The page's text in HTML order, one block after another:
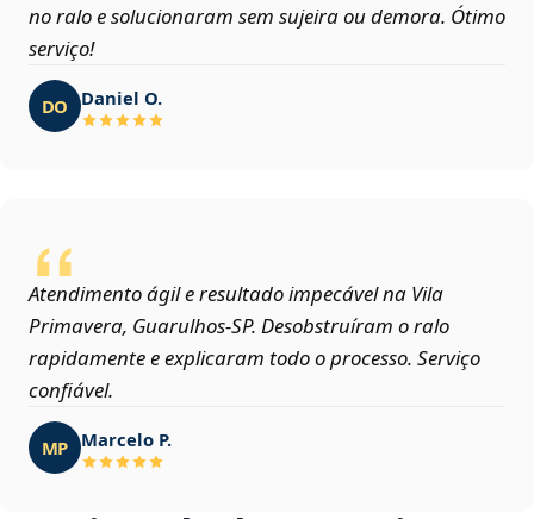
no ralo e solucionaram sem sujeira ou demora. Ótimo
serviço!
DO Daniel O.
Atendimento ágil e resultado impecável na Vila
Primavera, Guarulhos‑SP. Desobstruíram o ralo
rapidamente e explicaram todo o processo. Serviço
confiável.
MP Marcelo P.